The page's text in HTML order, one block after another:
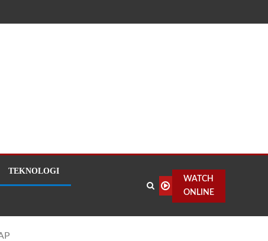
TEKNOLOGI
WATCH
ONLINE